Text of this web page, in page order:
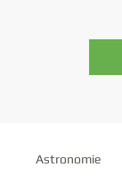
Astronomie